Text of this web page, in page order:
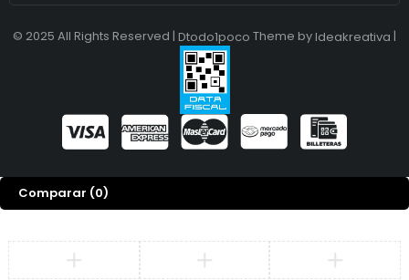
© 2025 All Rights Reserved | Dtodo1poco Theme by Ideakreativa |
Comparar (0)